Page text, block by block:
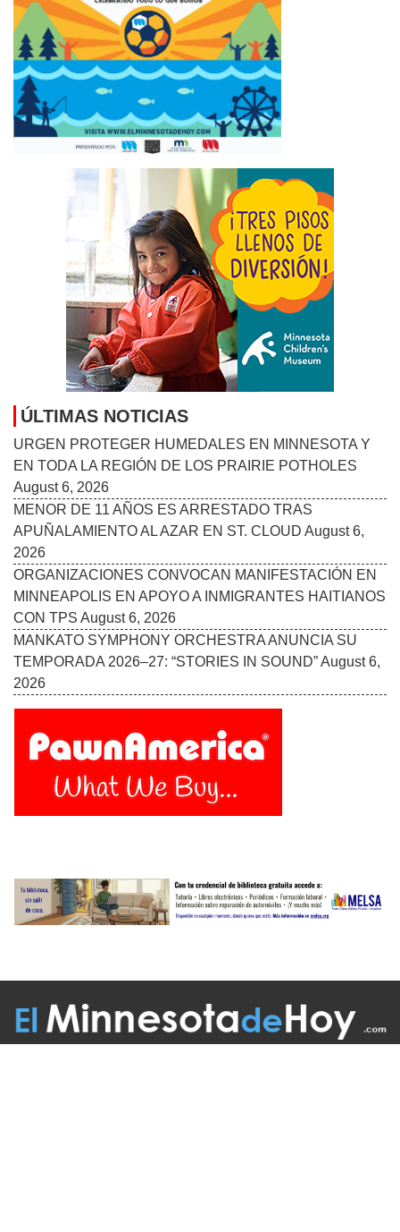
APUÑALAMIENTO AL AZAR EN ST. CLOUD
2026
ORGANIZACIONES CONVOCAN MANIFESTACIÓN EN
MINNEAPOLIS EN APOYO A INMIGRANTES HAITIANOS
CON TPS
August 6, 2026
MANKATO SYMPHONY ORCHESTRA ANUNCIA SU
TEMPORADA 2026–27: “STORIES IN SOUND”
Follow Us On:
INICIO
MISIÓN
COLABORADORES
EDICIÓN IMPRESA
FUENTES
TÉRMINOS
CONTACTO
VISITA ESTOS ENLANCES
E-MAIL US
©2026 MLatino Media, LLC